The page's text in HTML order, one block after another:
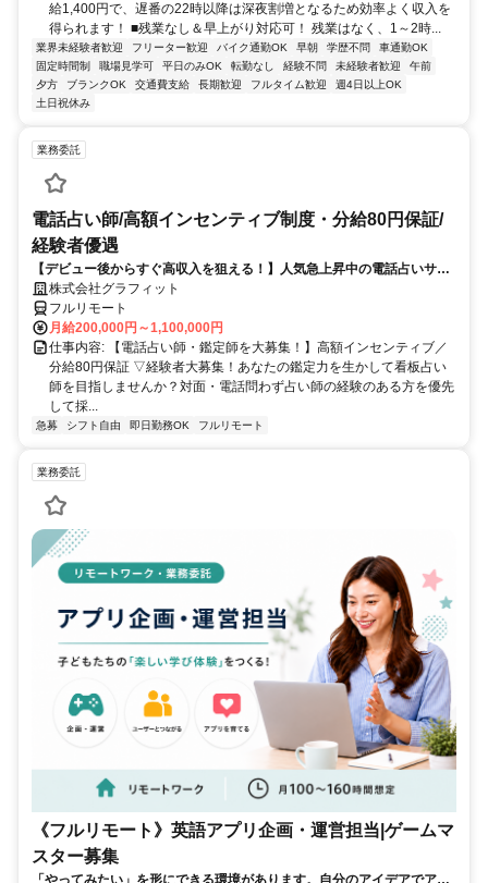
給1,400円で、遅番の22時以降は深夜割増となるため効率よく収入を
得られます！ ■残業なし＆早上がり対応可！ 残業はなく、1～2時...
業界未経験者歓迎 フリーター歓迎 バイク通勤OK 早朝 学歴不問
車通勤OK
固定時間制
職場見学可 平日のみOK 転勤なし 経験不問 未経験者歓迎
午前
夕方
ブランクOK 交通費支給 長期歓迎 フルタイム歓迎
週4日以上OK
土日祝休み
業務委託
電話占い師/高額インセンティブ制度・分給80円保証/
経験者優遇
【デビュー後からすぐ高収入を狙える！】人気急上昇中の電話占いサイ
トで占いのお仕事
株式会社グラフィット
フルリモート
月給200,000円～1,100,000円
仕事内容: 【電話占い師・鑑定師を大募集！】高額インセンティブ／
分給80円保証 ▽経験者大募集！あなたの鑑定力を生かして看板占い
師を目指しませんか？対面・電話問わず占い師の経験のある方を優先
して採...
急募 シフト自由 即日勤務OK フルリモート
業務委託
《フルリモート》英語アプリ企画・運営担当|ゲームマ
スター募集
「やってみたい」を形にできる環境があります。自分のアイデアでアプ